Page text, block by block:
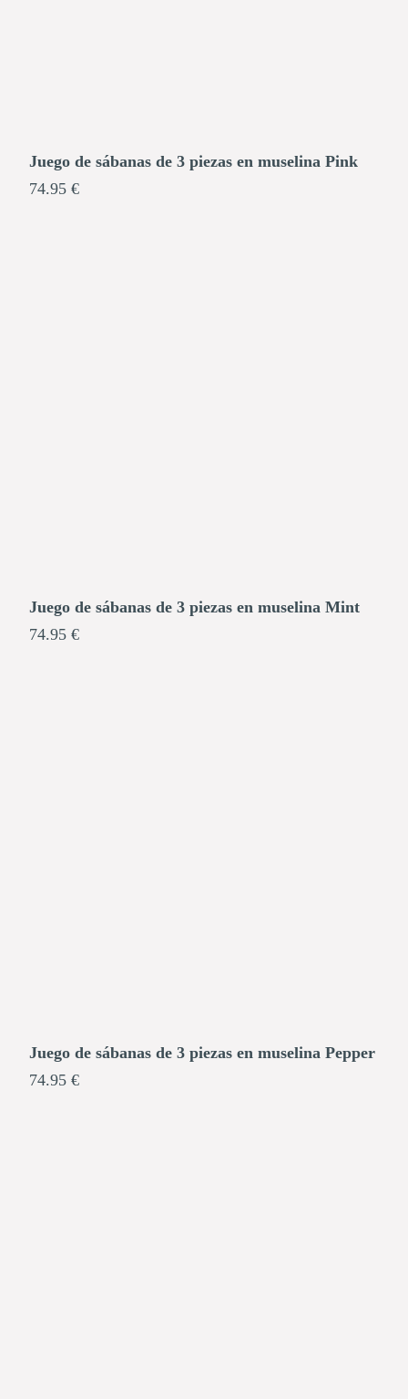
Juego de sábanas de 3 piezas en muselina Pink
74.95 €
Juego de sábanas de 3 piezas en muselina Mint
74.95 €
Juego de sábanas de 3 piezas en muselina Pepper
74.95 €